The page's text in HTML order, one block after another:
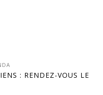
: RENDEZ-VOUS LE